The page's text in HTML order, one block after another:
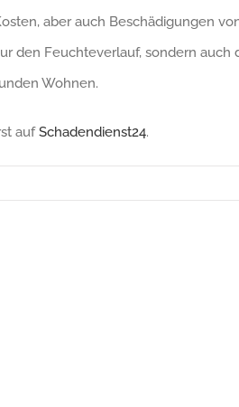
aber auch Beschädigungen
den Feuchteverlauf, sondern
Wohnen.
aufSchadendienst24.